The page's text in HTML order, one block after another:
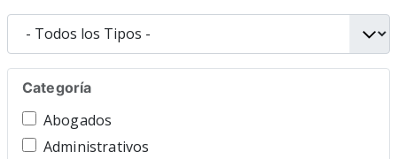
Categoría
Abogados
Administrativos